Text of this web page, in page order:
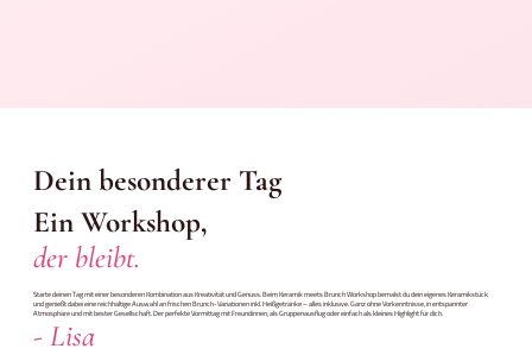
Dein besonderer Tag
Ein Workshop,
der bleibt.
Starte deinen Tag mit einer besonderen Kombination aus Kreativität und Genuss. Beim Keramik meets Brunch Workshop bemalst du dein eigenes Keramikstück
und genießt dabei eine reichhaltige Auswahl an frischen Brunch-Variationen inkl. Heißgetränke – alles inklusive. Ganz ohne Vorkenntnisse, in entspannter
Atmosphäre und mit bester Gesellschaft. Der perfekte Vormittag mit Freundinnen, als Gruppenausflug oder einfach als kleines Highlight für dich.
- Lisa